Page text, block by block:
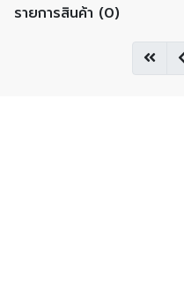
รายการสินค้า (0)